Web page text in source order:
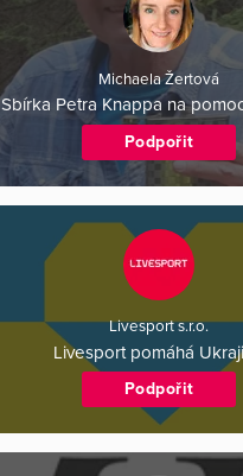
Michaela Žertová
Sbírka Petra Knappa na
Podpořit
Livesport s.r.o.
Livesport pomáhá
Podpořit